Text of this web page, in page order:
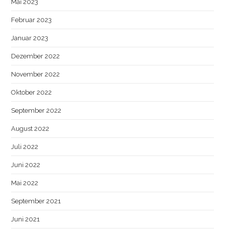
Mai 2023
Februar 2023
Januar 2023
Dezember 2022
November 2022
Oktober 2022
September 2022
August 2022
Juli 2022
Juni 2022
Mai 2022
September 2021
Juni 2021